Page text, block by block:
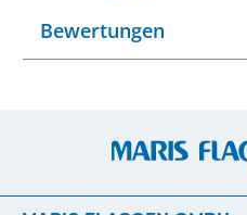
Bewertungen